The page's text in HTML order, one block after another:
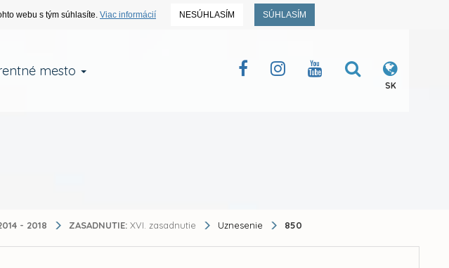
webu s tým súhlasíte. Viac informácií NESÚHLASÍM SÚHLASÍM
mesto
SK
- 2018 ZASADNUTIE: XVI. zasadnutie Uznesenie 850